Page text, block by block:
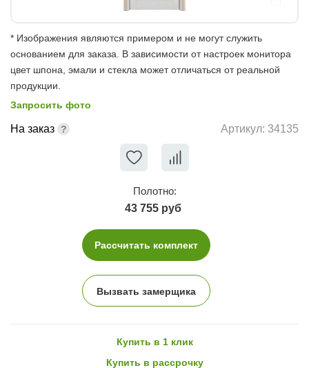
* Изображения являются примером и не могут служить
основанием для заказа. В зависимости от настроек монитора
цвет шпона, эмали и стекла может отличаться от реальной
продукции.
Запросить фото
На заказ Артикул: 34135
Полотно:
43 755 руб
Рассчитать комплект
Вызвать замерщика
Купить в 1 клик
Купить в рассрочку